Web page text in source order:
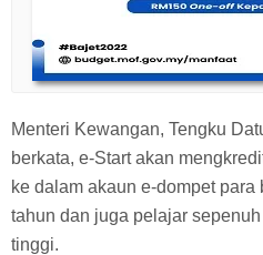
Menteri Kewangan, Tengku
berkata, e-Start akan
ke dalam akaun e-dompet
tahun dan juga pelajar
tinggi.